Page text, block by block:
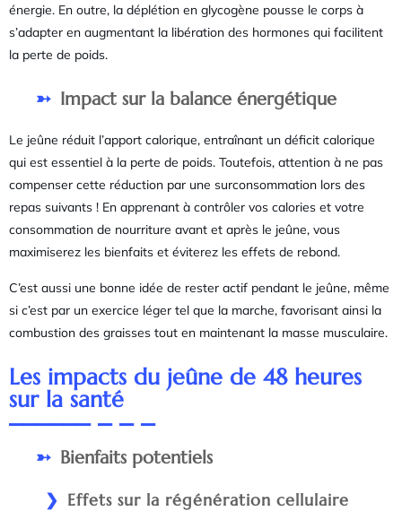
énergie. En outre, la déplétion en glycogène pousse le corps à
s’adapter en augmentant la libération des hormones qui facilitent
la perte de poids.
Impact sur la balance énergétique
Le jeûne réduit l’apport calorique, entraînant un déficit calorique
qui est essentiel à la perte de poids. Toutefois, attention à ne pas
compenser cette réduction par une surconsommation lors des
repas suivants ! En apprenant à contrôler vos calories et votre
consommation de nourriture avant et après le jeûne, vous
maximiserez les bienfaits et éviterez les effets de rebond.
C’est aussi une bonne idée de rester actif pendant le jeûne, même
si c’est par un exercice léger tel que la marche, favorisant ainsi la
combustion des graisses tout en maintenant la masse musculaire.
Les impacts du jeûne de 48 heures
sur la santé
Bienfaits potentiels
Effets sur la régénération cellulaire